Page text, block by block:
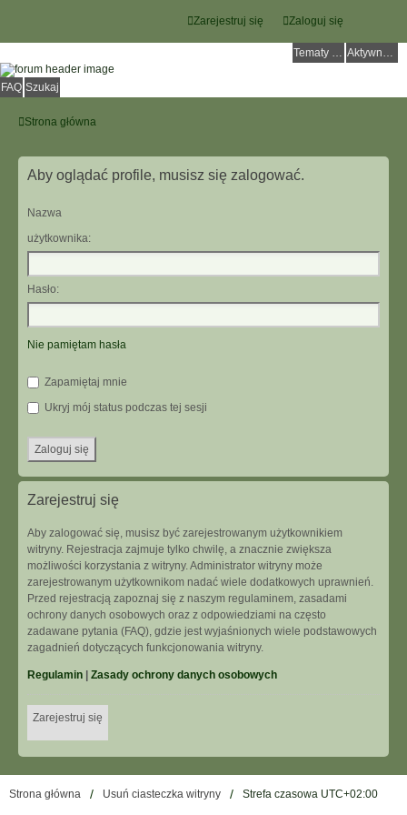
Zaloguj się
Zarejestruj się
Tematy bez odpowiedzi Aktywne tematy
FAQ Szukaj
Strona główna
Aby oglądać profile, musisz się zalogować.
Nazwa
użytkownika:
Hasło:
Nie pamiętam hasła
Zapamiętaj mnie
Ukryj mój status podczas tej sesji
Zarejestruj się
Aby zalogować się, musisz być zarejestrowanym użytkownikiem
witryny. Rejestracja zajmuje tylko chwilę, a znacznie zwiększa
możliwości korzystania z witryny. Administrator witryny może
zarejestrowanym użytkownikom nadać wiele dodatkowych uprawnień.
Przed rejestracją zapoznaj się z naszym regulaminem, zasadami
ochrony danych osobowych oraz z odpowiedziami na często
zadawane pytania (FAQ), gdzie jest wyjaśnionych wiele podstawowych
zagadnień dotyczących funkcjonowania witryny.
Regulamin Zasady ochrony danych osobowych
Zarejestruj się
Strona główna Usuń ciasteczka witryny Strefa czasowa UTC+02:00